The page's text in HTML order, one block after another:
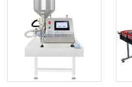
Cosmetic Mixing
Machine